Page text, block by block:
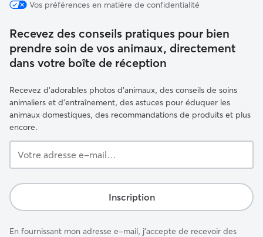
Vos préférences en matière de confidentialité
Recevez des conseils pratiques pour bien
prendre soin de vos animaux, directement
dans votre boîte de réception
Recevez d'adorables photos d'animaux, des conseils de soins
animaliers et d'entraînement, des astuces pour éduquer les
animaux domestiques, des recommandations de produits et plus
encore.
adresse
mail…
Inscription
En fournissant mon adresse e-mail, j'accepte de recevoir des